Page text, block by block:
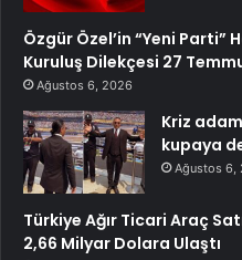
Özgür Özel’in “Yeni Parti”
Kuruluş Dilekçesi 27
Ağustos 6, 2026
Kriz
kupaya
Ağustos 6,
Türkiye Ağır Ticari Araç
2,66 Milyar Dolara Ulaştı